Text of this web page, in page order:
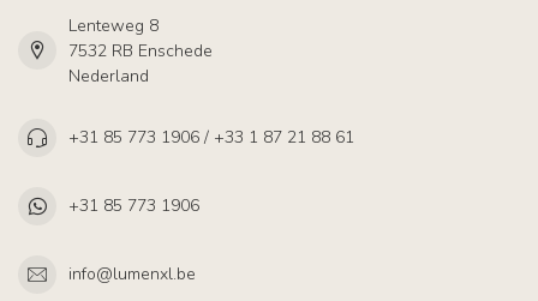
Lenteweg 8
7532 RB Enschede
Nederland
+31 85 773 1906 / +33 1 87 21 88 61
+31 85 773 1906
info@lumenxl.be